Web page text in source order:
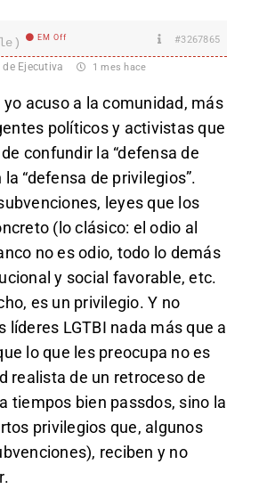
EM Off #3267865
de Ejecutiva 1 mes hace
acuso a la comunidad, más
políticos y activistas que
confundir la “defensa de
“defensa de privilegios”.
leyes que los
(lo clásico: el odio al
no es odio, todo lo demás
y social favorable, etc.
es un privilegio. Y no
líderes LGTBI nada más que a
lo que les preocupa no es
realista de un retroceso de
tiempos bien passdos, sino la
privilegios que, algunos
reciben y no